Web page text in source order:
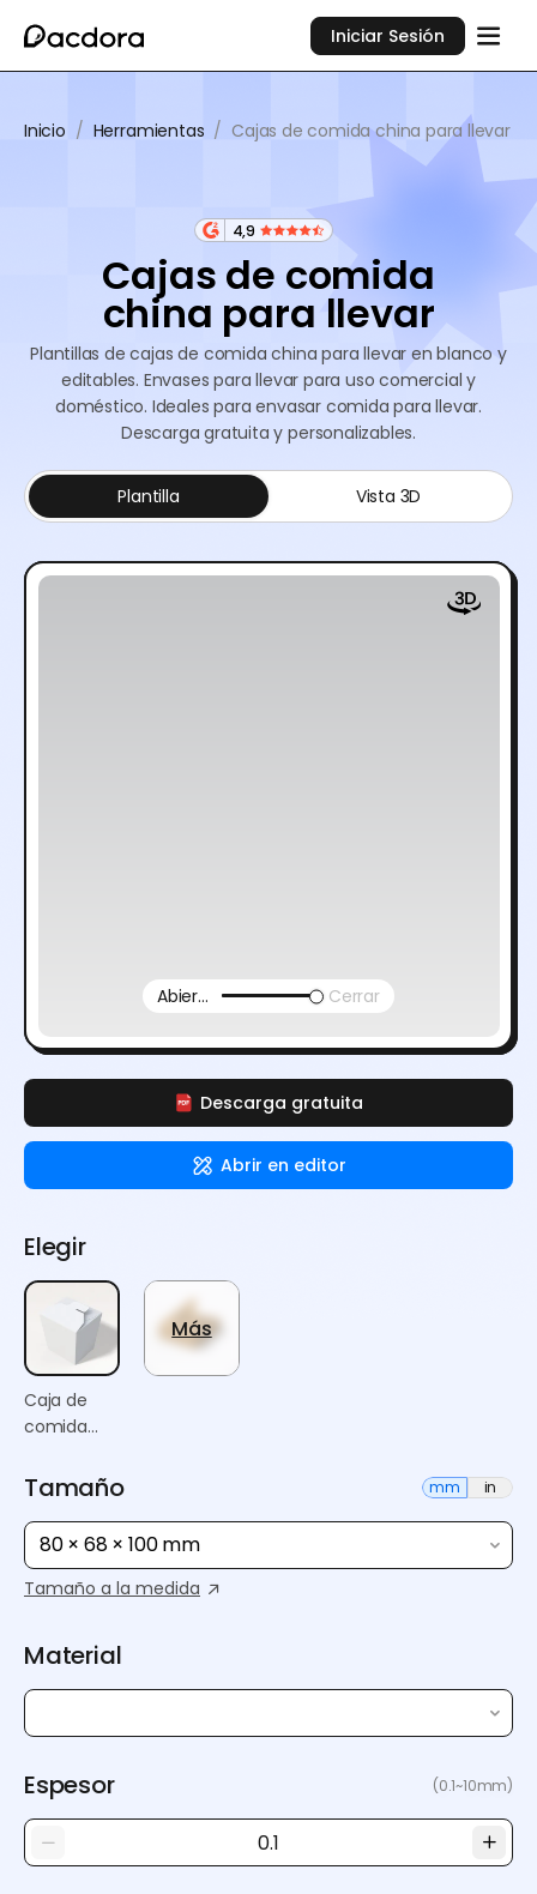
Iniciar Sesión
Inicio / Herramientas / Cajas de comida china para llevar
4,9
Cajas de comida
china para llevar
Plantillas de cajas de comida china para llevar en blanco y
editables. Envases para llevar para uso comercial y
doméstico. Ideales para envasar comida para llevar.
Descarga gratuita y personalizables.
Descarga gratuita
Abrir en editor
Plantilla Vista 3D
Abierto Cerrar
Elegir
Caja de
comida
llevar
Más
Tamaño mm in
80 × 68 × 100 mm
Tamaño a la medida
Material
Espesor (0.1~10mm)